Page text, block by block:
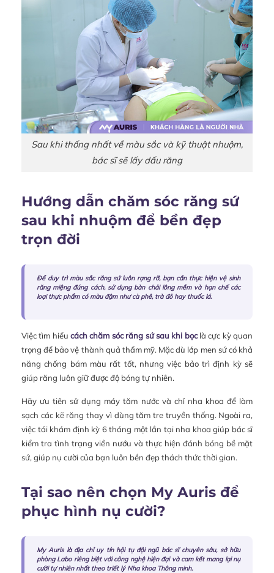
Sau khi thống nhất về màu sắc và kỹ thuật nhuộm,
bác sĩ sẽ lấy dấu răng
Hướng dẫn chăm sóc răng sứ
sau khi nhuộm để bền đẹp
trọn đời
Để duy trì màu sắc răng sứ luôn rạng rỡ, bạn cần thực hiện vệ sinh
răng miệng đúng cách, sử dụng bàn chải lông mềm và hạn chế các
loại thực phẩm có màu đậm như cà phê, trà đỏ hay thuốc lá.
Việc tìm hiểucách chăm sóc răng sứ sau khi bọclà cực kỳ quan
trọng để bảo vệ thành quả thẩm mỹ. Mặc dù lớp men sứ có khả
năng chống bám màu rất tốt, nhưng việc bảo trì định kỳ sẽ
giúp răng luôn giữ được độ bóng tự nhiên.
Hãy ưu tiên sử dụng máy tăm nước và chỉ nha khoa để làm
sạch các kẽ răng thay vì dùng tăm tre truyền thống. Ngoài ra,
việc tái khám định kỳ 6 tháng một lần tại nha khoa giúp bác sĩ
kiểm tra tình trạng viền nướu và thực hiện đánh bóng bề mặt
sứ, giúp nụ cười của bạn luôn bền đẹp thách thức thời gian.
Tại sao nên chọn My Auris để
phục hình nụ cười?
My Auris là địa chỉ uy tín hội tụ đội ngũ bác sĩ chuyên sâu, sở hữu
phòng Labo riêng biệt với công nghệ hiện đại và cam kết mang lại nụ
cười tự nhiên nhất theo triết lý Nha khoa Thông minh.